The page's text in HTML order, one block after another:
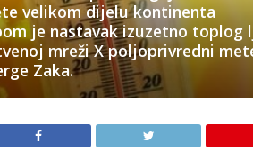
velikom dijelu kontinenta
je nastavak izuzetno toplog
mreži X poljoprivredni
Zaka.